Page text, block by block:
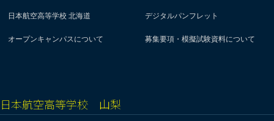
日本航空高等学校 北海道 デジタルパンフレット
オープンキャンパスについて 募集要項・模擬試験資料について
日本航空高等学校 山梨